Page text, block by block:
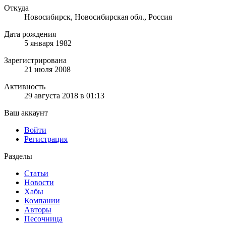
Откуда
Новосибирск, Новосибирская обл., Россия
Дата рождения
5 января 1982
Зарегистрирована
21 июля 2008
Активность
29 августа 2018 в 01:13
Ваш аккаунт
Войти
Регистрация
Разделы
Статьи
Новости
Хабы
Компании
Авторы
Песочница